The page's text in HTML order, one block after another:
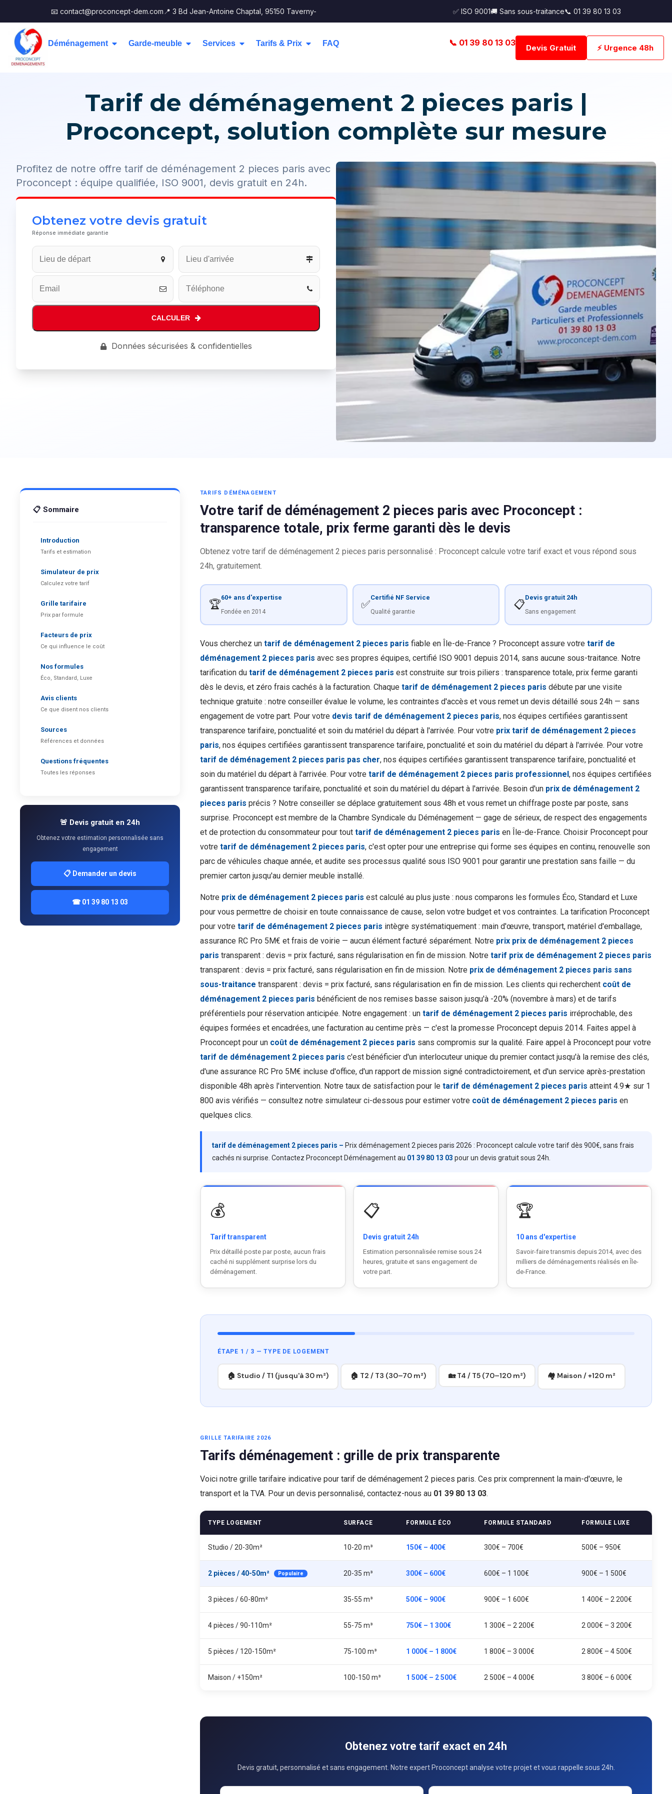
📧 contact@proconcept-dem.com 📍 3 Bd Jean-Antoine Chaptal, 95150 Taverny- ✅ ISO 9001🚚 Sans sous-traitance📞 01 39 80 13 03
Déménagement Garde-meuble Services Tarifs & Prix FAQ 📞 01 39 80 13 03
Devis Gratuit ⚡ Urgence 48h
Tarif de déménagement 2 pieces paris |
Proconcept, solution complète sur mesure
Profitez de notre offre tarif de déménagement 2 pieces paris avec
Proconcept : équipe qualifiée, ISO 9001, devis gratuit en 24h.
Obtenez votre devis gratuit
Réponse immédiate garantie
CALCULER
Données sécurisées & confidentielles
📋 Sommaire
Introduction
Tarifs et estimation
Simulateur de prix
Calculez votre tarif
Grille tarifaire
Prix par formule
Facteurs de prix
Ce qui influence le coût
Nos formules
Éco, Standard, Luxe
Avis clients
Ce que disent nos clients
Sources
Références et données
Questions fréquentes
Toutes les réponses
🚨 Devis gratuit en 24h
Obtenez votre estimation personnalisée sans
engagement
📋 Demander un devis
☎ 01 39 80 13 03
TARIFS DÉMÉNAGEMENT
Votre tarif de déménagement 2 pieces paris avec Proconcept :
transparence totale, prix ferme garanti dès le devis
Obtenez votre tarif de déménagement 2 pieces paris personnalisé : Proconcept calcule votre tarif exact et vous répond sous
24h, gratuitement.
🏆
60+ ans d'expertise
Fondée en 2014
✅
Certifié NF Service
Qualité garantie
📋
Devis gratuit 24h
Sans engagement
Vous cherchez un tarif de déménagement 2 pieces paris fiable en Île-de-France ? Proconcept assure votre tarif de
déménagement 2 pieces paris avec ses propres équipes, certifié ISO 9001 depuis 2014, sans aucune sous-traitance. Notre
tarification du tarif de déménagement 2 pieces paris est construite sur trois piliers : transparence totale, prix ferme garanti
dès le devis, et zéro frais cachés à la facturation. Chaque tarif de déménagement 2 pieces paris débute par une visite
technique gratuite : notre conseiller évalue le volume, les contraintes d'accès et vous remet un devis détaillé sous 24h — sans
engagement de votre part. Pour votre devis tarif de déménagement 2 pieces paris, nos équipes certifiées garantissent
transparence tarifaire, ponctualité et soin du matériel du départ à l'arrivée. Pour votre prix tarif de déménagement 2 pieces
paris, nos équipes certifiées garantissent transparence tarifaire, ponctualité et soin du matériel du départ à l'arrivée. Pour votre
tarif de déménagement 2 pieces paris pas cher, nos équipes certifiées garantissent transparence tarifaire, ponctualité et
soin du matériel du départ à l'arrivée. Pour votre tarif de déménagement 2 pieces paris professionnel, nos équipes certifiées
garantissent transparence tarifaire, ponctualité et soin du matériel du départ à l'arrivée. Besoin d'un prix de déménagement 2
pieces paris précis ? Notre conseiller se déplace gratuitement sous 48h et vous remet un chiffrage poste par poste, sans
surprise. Proconcept est membre de la Chambre Syndicale du Déménagement — gage de sérieux, de respect des engagements
et de protection du consommateur pour tout tarif de déménagement 2 pieces paris en Île-de-France. Choisir Proconcept pour
votre tarif de déménagement 2 pieces paris, c'est opter pour une entreprise qui forme ses équipes en continu, renouvelle son
parc de véhicules chaque année, et audite ses processus qualité sous ISO 9001 pour garantir une prestation sans faille — du
premier carton jusqu'au dernier meuble installé.
Notre prix de déménagement 2 pieces paris est calculé au plus juste : nous comparons les formules Éco, Standard et Luxe
pour vous permettre de choisir en toute connaissance de cause, selon votre budget et vos contraintes. La tarification Proconcept
pour votre tarif de déménagement 2 pieces paris intègre systématiquement : main d'œuvre, transport, matériel d'emballage,
assurance RC Pro 5M€ et frais de voirie — aucun élément facturé séparément. Notre prix prix de déménagement 2 pieces
paris transparent : devis = prix facturé, sans régularisation en fin de mission. Notre tarif prix de déménagement 2 pieces paris
transparent : devis = prix facturé, sans régularisation en fin de mission. Notre prix de déménagement 2 pieces paris sans
sous-traitance transparent : devis = prix facturé, sans régularisation en fin de mission. Les clients qui recherchent coût de
déménagement 2 pieces paris bénéficient de nos remises basse saison jusqu'à -20% (novembre à mars) et de tarifs
préférentiels pour réservation anticipée. Notre engagement : un tarif de déménagement 2 pieces paris irréprochable, des
équipes formées et encadrées, une facturation au centime près — c'est la promesse Proconcept depuis 2014. Faites appel à
Proconcept pour un coût de déménagement 2 pieces paris sans compromis sur la qualité. Faire appel à Proconcept pour votre
tarif de déménagement 2 pieces paris c'est bénéficier d'un interlocuteur unique du premier contact jusqu'à la remise des clés,
d'une assurance RC Pro 5M€ incluse d'office, d'un rapport de mission signé contradictoirement, et d'un service après-prestation
disponible 48h après l'intervention. Notre taux de satisfaction pour le tarif de déménagement 2 pieces paris atteint 4.9★ sur 1
800 avis vérifiés — consultez notre simulateur ci-dessous pour estimer votre coût de déménagement 2 pieces paris en
quelques clics.
tarif de déménagement 2 pieces paris – Prix déménagement 2 pieces paris 2026 : Proconcept calcule votre tarif dès 900€, sans frais
cachés ni surprise. Contactez Proconcept Déménagement au 01 39 80 13 03 pour un devis gratuit sous 24h.
💰
Tarif transparent
Prix détaillé poste par poste, aucun frais
caché ni supplément surprise lors du
déménagement.
📋
Devis gratuit 24h
Estimation personnalisée remise sous 24
heures, gratuite et sans engagement de
votre part.
🏆
10 ans d'expertise
Savoir-faire transmis depuis 2014, avec des
milliers de déménagements réalisés en Île-
de-France.
ÉTAPE 1 / 3 — TYPE DE LOGEMENT
🏠 Studio / T1 (jusqu'à 30 m²) 🏠 T2 / T3 (30–70 m²) 🏡 T4 / T5 (70–120 m²) 🏘 Maison / +120 m²
GRILLE TARIFAIRE 2026
Tarifs déménagement : grille de prix transparente
Voici notre grille tarifaire indicative pour tarif de déménagement 2 pieces paris. Ces prix comprennent la main-d'œuvre, le
transport et la TVA. Pour un devis personnalisé, contactez-nous au 01 39 80 13 03.
TYPE LOGEMENT SURFACE FORMULE ÉCO FORMULE STANDARD FORMULE LUXE
Studio / 20-30m² 10-20 m³ 150€ – 400€ 300€ – 700€ 500€ – 950€
2 pièces / 40-50m² Populaire 20-35 m³ 300€ – 600€ 600€ – 1 100€ 900€ – 1 500€
3 pièces / 60-80m² 35-55 m³ 500€ – 900€ 900€ – 1 600€ 1 400€ – 2 200€
4 pièces / 90-110m² 55-75 m³ 750€ – 1 300€ 1 300€ – 2 200€ 2 000€ – 3 200€
5 pièces / 120-150m² 75-100 m³ 1 000€ – 1 800€ 1 800€ – 3 000€ 2 800€ – 4 500€
Maison / +150m² 100-150 m³ 1 500€ – 2 500€ 2 500€ – 4 000€ 3 800€ – 6 000€
Obtenez votre tarif exact en 24h
Devis gratuit, personnalisé et sans engagement. Notre expert Proconcept analyse votre projet et vous rappelle sous 24h.